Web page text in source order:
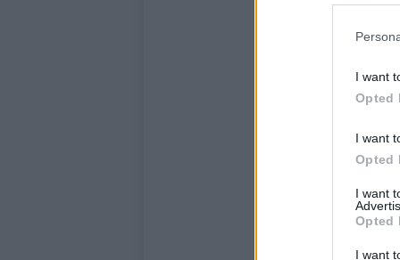
I want
Opted
I want
Opted
I want
Opted
I want